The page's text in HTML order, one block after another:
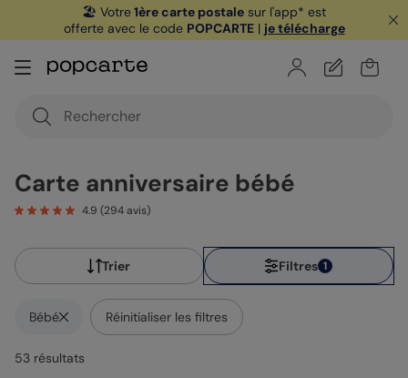
🏖️ Votre1ère carte postale sur l'app* est
offerte avec le code POPCARTE| je télécharge
Carte anniversaire bébé
4.9 (294avis)
Trier Filtres 1
Bébé Réinitialiser les filtres
53 résultats